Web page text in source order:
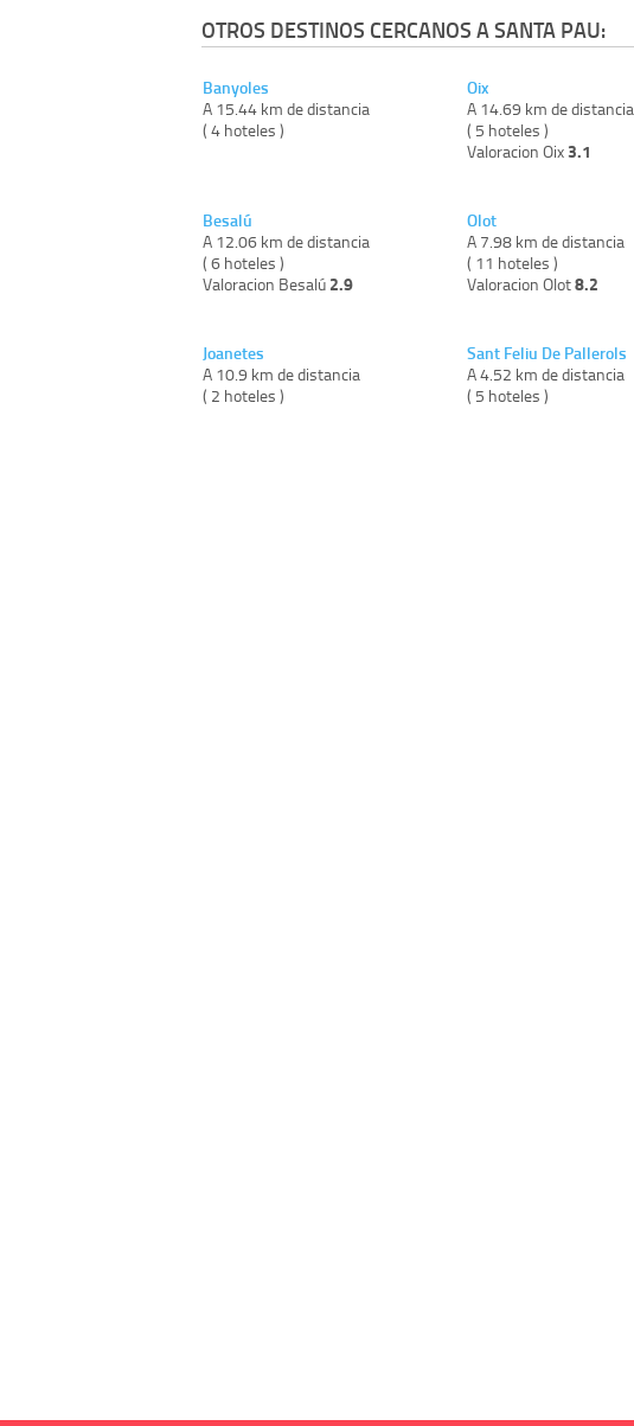
OTROS DESTINOS CERCANOS A SANTA PAU:
Banyoles
A 15.44 km de distancia
( 4 hoteles )
Besalú
A 12.06 km de distancia
( 6 hoteles )
Valoracion Besalú 2.9
Joanetes
A 10.9 km de distancia
( 2 hoteles )
Oix
A 14.69 km de distancia
( 5 hoteles )
Valoracion Oix3.1
Olot
A 7.98 km de distancia
( 11 hoteles )
Valoracion Olot8.2
Sant Feliu De Pallerols
A 4.52 km de distancia
( 5 hoteles )